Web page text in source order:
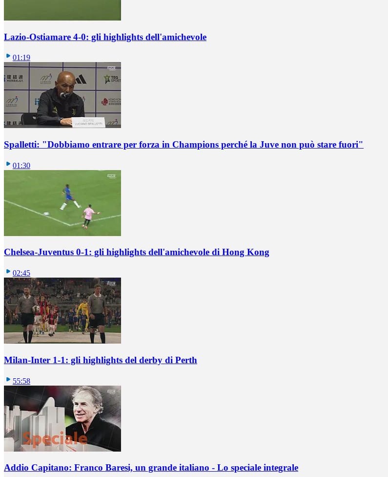
Lazio-Ostiamare 4-0: gli highlights dell'amichevole
01:19
Spalletti: "Dobbiamo entrare per forza in Champions perché la Juve non può stare fuori"
01:30
Chelsea-Juventus 0-1: gli highlights dell'amichevole di Hong Kong
02:45
Milan-Inter 1-1: gli highlights del derby di Perth
55:58
Addio Capitano: Franco Baresi, un grande italiano - Lo speciale integrale